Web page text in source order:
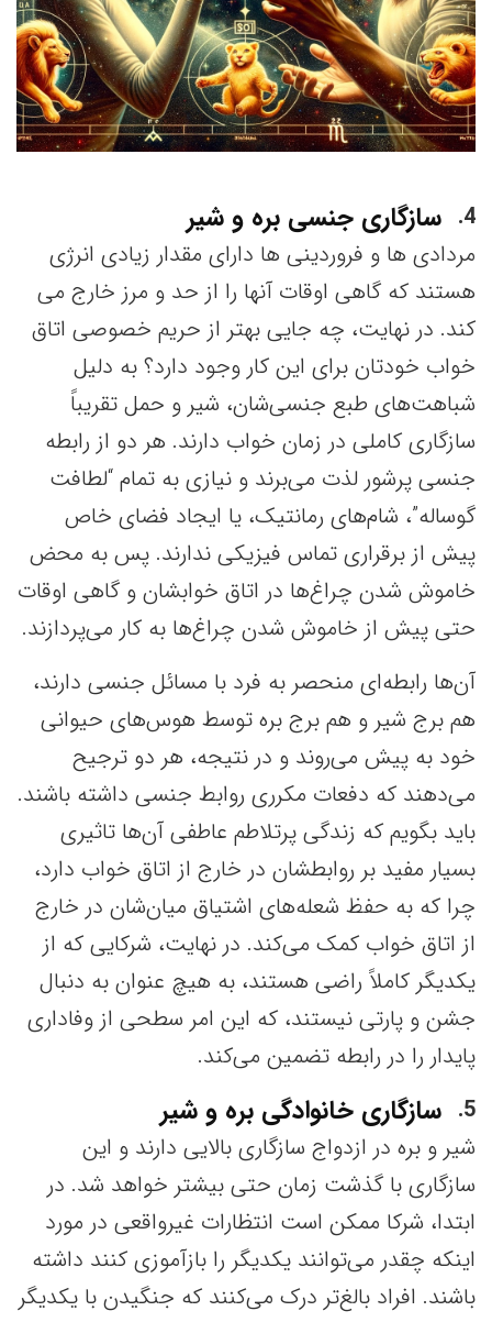
4 سازگاری جنسی بره و شیر
مردادی ها و فروردینی ها دارای مقدار زیادی انرژی
هستند که گاهی اوقات آنها را از حد و مرز خارج می
کند. در نهایت، چه جایی بهتر از حریم خصوصی اتاق
خواب خودتان برای این کار وجود دارد؟ به دلیل
شباهت‌های طبع جنسی‌شان، شیر و حمل تقریباً
سازگاری کاملی در زمان خواب دارند. هر دو از رابطه
جنسی پرشور لذت می‌برند و نیازی به تمام “لطافت
گوساله”، شام‌های رمانتیک، یا ایجاد فضای خاص
پیش از برقراری تماس فیزیکی ندارند. پس به محض
خاموش شدن چراغ‌ها در اتاق خوابشان و گاهی اوقات
حتی پیش از خاموش شدن چراغ‌ها به کار می‌پردازند.
آن‌ها رابطه‌ای منحصر به فرد با مسائل جنسی دارند،
هم برج شیر و هم برج بره توسط هوس‌های حیوانی
خود به پیش می‌روند و در نتیجه، هر دو ترجیح
می‌دهند که دفعات مکرری روابط جنسی داشته باشند.
باید بگویم که زندگی پرتلاطم عاطفی آن‌ها تاثیری
بسیار مفید بر روابطشان در خارج از اتاق خواب دارد،
چرا که به حفظ شعله‌های اشتیاق میان‌شان در خارج
از اتاق خواب کمک می‌کند. در نهایت، شرکایی که از
یکدیگر کاملاً راضی هستند، به هیچ عنوان به دنبال
جشن و پارتی نیستند، که این امر سطحی از وفاداری
پایدار را در رابطه تضمین می‌کند.
5
سازگاری خانوادگی بره و شیر
شیر و بره در ازدواج سازگاری بالایی دارند و این
سازگاری با گذشت زمان حتی بیشتر خواهد شد. در
ابتدا، شرکا ممکن است انتظارات غیرواقعی در مورد
اینکه چقدر می‌توانند یکدیگر را بازآموزی کنند داشته
باشند. افراد بالغ‌تر درک می‌کنند که جنگیدن با یکدیگر